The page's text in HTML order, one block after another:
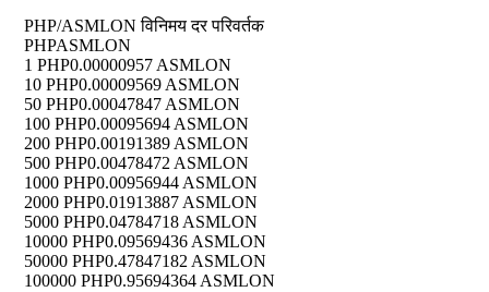
PHP/ASMLON विनिमय दर परिवर्तक
PHPASMLON
1 PHP0.00000957 ASMLON
10 PHP0.00009569 ASMLON
50 PHP0.00047847 ASMLON
100 PHP0.00095694 ASMLON
200 PHP0.00191389 ASMLON
500 PHP0.00478472 ASMLON
1000 PHP0.00956944 ASMLON
2000 PHP0.01913887 ASMLON
5000 PHP0.04784718 ASMLON
10000 PHP0.09569436 ASMLON
50000 PHP0.47847182 ASMLON
100000 PHP0.95694364 ASMLON